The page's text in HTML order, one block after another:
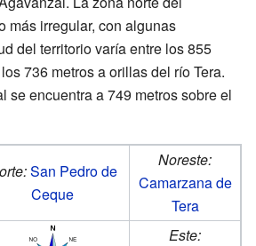
más irregular, con algunas
del territorio varía entre los 855
736 metros a orillas del río Tera.
se encuentra a 749 metros sobre el
San Pedro de
Ceque
Noreste:
Camarzana de
Tera
Este: